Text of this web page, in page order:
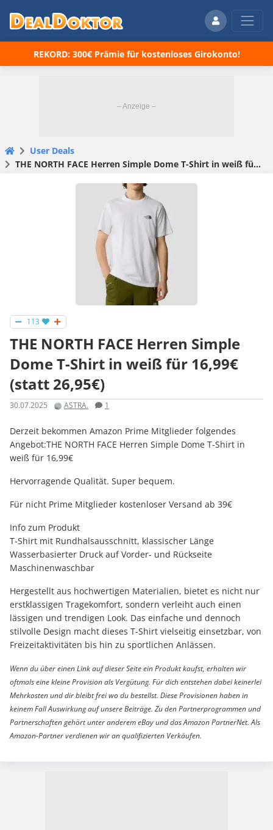
REKORD: 300€ Prämie für kostenloses Girokonto!
User Deals
THE NORTH FACE Herren Simple Dome T-Shirt in weiß für 16,99€(statt 26,95€)
113
THE NORTH FACE Herren Simple
Dome T-Shirt in weiß für 16,99€
(statt 26,95€)
30.07.2025 ASTRA. 1
Derzeit bekommen Amazon Prime Mitglieder folgendes
Angebot:THE NORTH FACE Herren Simple Dome T-Shirt in
weiß für 16,99€
Hervorragende Qualität. Super bequem.
Für nicht Prime Mitglieder kostenloser Versand ab 39€
Info zum Produkt
T-Shirt mit Rundhalsausschnitt, klassischer Länge
Wasserbasierter Druck auf Vorder- und Rückseite
Maschinenwaschbar
Hergestellt aus hochwertigen Materialien, bietet es nicht nur
erstklassigen Tragekomfort, sondern verleiht auch einen
lässigen und trendigen Look. Das einfache und dennoch
stilvolle Design macht dieses T-Shirt vielseitig einsetzbar, von
Freizeitaktivitäten bis hin zu sportlichen Anlässen.
Wenn du über einen Link auf dieser Seite ein Produkt kaufst, erhalten wir
oftmals eine kleine Provision als Vergütung. Für dich entstehen dabei keinerlei
Mehrkosten und dir bleibt frei wo du bestellst. Diese Provisionen haben in
keinem Fall Auswirkung auf unsere Beiträge. Zu den Partnerprogrammen und
Partnerschaften gehört unter anderem eBay und das Amazon PartnerNet. Als
Amazon-Partner verdienen wir an qualifizierten Verkäufen.